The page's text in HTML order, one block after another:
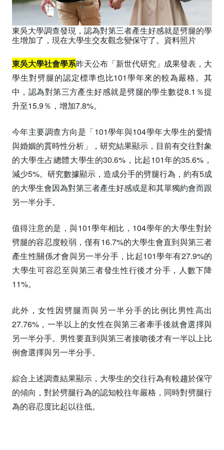
東吳大學調查發現，認為對第三者產生好感就是劈腿的學
生增加了，現在大學生交友觀念變保守了。資料照片
東吳大學社會學系昨天公布「新世代研究」成果發表，大
學生對劈腿的認定標準也比101學年來的較為嚴格。其
中，認為對第三方產生好感就是劈腿的學生數從8.1％提
升至15.9％，增加7.8%。
今年主要調查方向是「101學年與104學年大學生的愛情
與婚姻的貫時性分析」，研究結果顯示，目前有交往對象
的大學生占總體大學生的30.6%，比起101年的35.6%，
減少5%。研究數據顯示，造成分手的劈腿行為，約有5成
的大學生會因為對第三者產生好感或是和其單獨約會而跟
另一半分手。
值得注意的是，與101學年相比，104學年的大學生對於
劈腿的容忍度較弱，僅有16.7%的大學生會直到與第三者
產生性關係才會與另一半分手，比起101學年有27.9%的
大學生可容忍至與第三者發生性行後才分手，人數下降
11%。
此外，女性因劈腿而與另一半分手的比例比男性高出
27.76%，一半以上的女性在與第三者牽手後就會選擇與
另一半分手。男性要直到與第三者接吻後才有一半以上比
例會選擇與另一半分手。
綜合上述調查結果顯示，大學生的交往行為有較趨於保守
的傾向，對於劈腿行為的認知較往年嚴格，同時對劈腿行
為的容忍度比起以往低。